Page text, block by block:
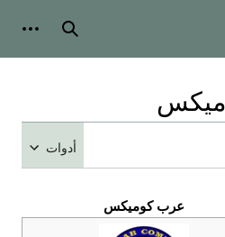
بحث
أدوات
عرب كوميكس